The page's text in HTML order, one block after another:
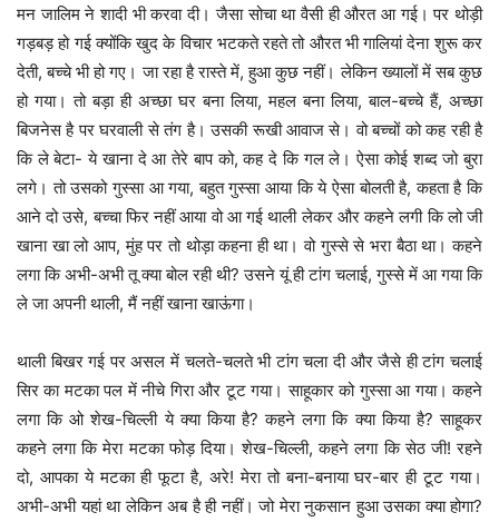
मन जालिम ने शादी भी करवा दी। जैसा सोचा था वैसी ही औरत आ गई। पर थोड़ी
गड़बड़ हो गई क्योंकि खुद के विचार भटकते रहते तो औरत भी गालियां देना शुरू कर
देती, बच्चे भी हो गए। जा रहा है रास्ते में, हुआ कुछ नहीं। लेकिन ख्यालों में सब कुछ
हो गया। तो बड़ा ही अच्छा घर बना लिया, महल बना लिया, बाल-बच्चे हैं, अच्छा
बिजनेस है पर घरवाली से तंग है। उसकी रूखी आवाज से। वो बच्चों को कह रही है
कि ले बेटा- ये खाना दे आ तेरे बाप को, कह दे कि गल ले। ऐसा कोई शब्द जो बुरा
लगे। तो उसको गुस्सा आ गया, बहुत गुस्सा आया कि ये ऐसा बोलती है, कहता है कि
आने दो उसे, बच्चा फिर नहीं आया वो आ गई थाली लेकर और कहने लगी कि लो जी
खाना खा लो आप, मुंह पर तो थोड़ा कहना ही था। वो गुस्से से भरा बैठा था। कहने
लगा कि अभी-अभी तू क्या बोल रही थी? उसने यूं ही टांग चलाई, गुस्से में आ गया कि
ले जा अपनी थाली, मैं नहीं खाना खाऊंगा।
थाली बिखर गई पर असल में चलते-चलते भी टांग चला दी और जैसे ही टांग चलाई
सिर का मटका पल में नीचे गिरा और टूट गया। साहूकार को गुस्सा आ गया। कहने
लगा कि ओ शेख-चिल्ली ये क्या किया है? कहने लगा कि क्या किया है? साहूकर
कहने लगा कि मेरा मटका फोड़ दिया। शेख-चिल्ली, कहने लगा कि सेठ जी! रहने
दो, आपका ये मटका ही फूटा है, अरे! मेरा तो बना-बनाया घर-बार ही टूट गया।
अभी-अभी यहां था लेकिन अब है ही नहीं। जो मेरा नुकसान हुआ उसका क्या होगा?